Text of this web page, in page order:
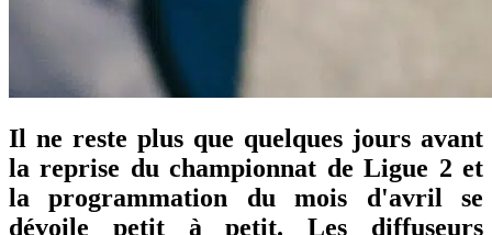
Il ne reste plus que quelques jours avant
la reprise du championnat de Ligue 2 et
la programmation du mois d'avril se
dévoile petit à petit. Les diffuseurs